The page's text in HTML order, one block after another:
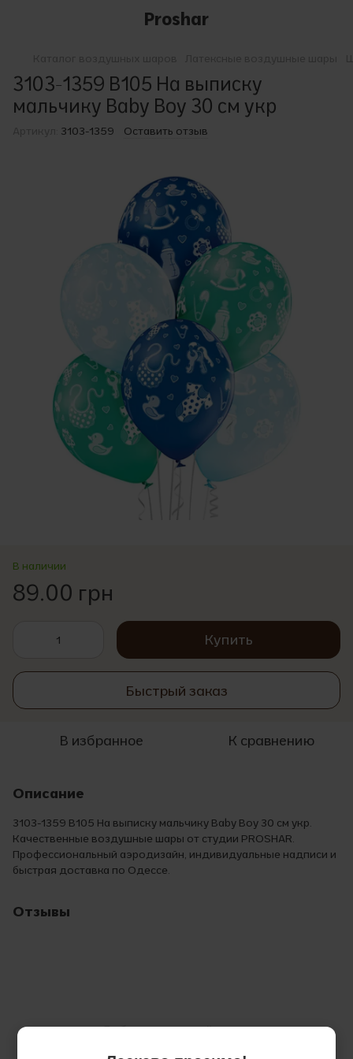
Proshar
3103-1359 В105 На выписку
мальчику Baby Boy 30 см укр
3103-1359 Оставить отзыв
В наличии
89.00 грн
Купить
Быстрый заказ
В избранное К сравнению
Описание
3103-1359 В105 На выписку мальчику Baby Boy 30 см укр.
Качественные воздушные шары от студии PROSHAR.
Профессиональный аэродизайн, индивидуальные надписи и
быстрая доставка по Одессе.
Отзывы
Добавьте первый отзыв